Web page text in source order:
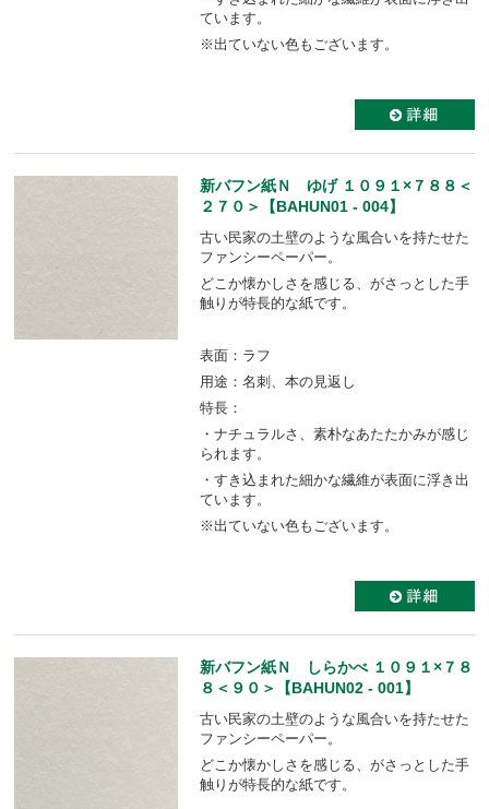
ています。
※出ていない色もございます。
新バフン紙Ｎ ゆげ １０９１×７８８＜
２７０＞【BAHUN01 - 004】
古い民家の土壁のような風合いを持たせた
ファンシーペーパー。
どこか懐かしさを感じる、がさっとした手
触りが特長的な紙です。
表面：ラフ
用途：名刺、本の見返し
特長：
・ナチュラルさ、素朴なあたたかみが感じ
られます。
・すき込まれた細かな繊維が表面に浮き出
ています。
※出ていない色もございます。
新バフン紙Ｎ しらかべ １０９１×７８
８＜９０＞【BAHUN02 - 001】
古い民家の土壁のような風合いを持たせた
ファンシーペーパー。
どこか懐かしさを感じる、がさっとした手
触りが特長的な紙です。